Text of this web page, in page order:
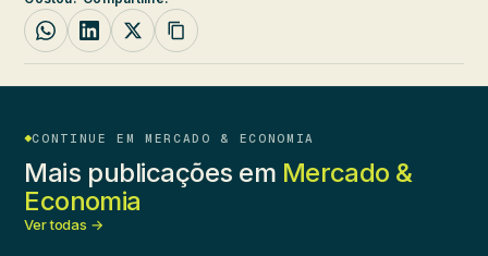
CONTINUE EM MERCADO & ECONOMIA
Mais publicações em Mercado &
Economia
Ver todas →